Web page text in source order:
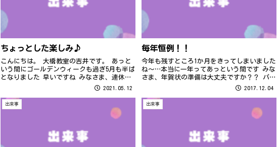
ちょっとした楽しみ♪
こんにちは。 大橋教室の吉井です。 あっと
いう間にゴールデンウィークも過ぎ5月も半ば
となりました 早いですね みなさま、連休は
どう過ごされましたか？ まさか今年もステイ
は・・・でしたね。 我が家では、少しで...
2021.05.12
毎年恒例！！
今年も残すところ1か月をきってしまいました
ね～…本当に一年ってあっという間です みな
さま、年賀状の準備は大丈夫ですか？？ パソ
コン県民講座では毎年恒例の年賀状コースに
込みで年賀状作成に来られても十分...
2017.12.04
出来事 出来事